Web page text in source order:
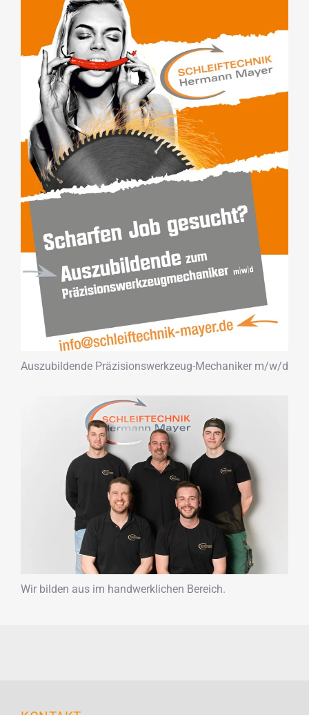
Auszubildende Präzisionswerkzeug-Mechaniker m/w/d
Wir bilden aus im handwerklichen Bereich.